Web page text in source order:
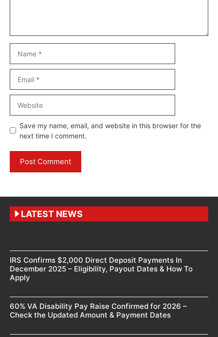
Save my name, email, and website in this browser for the
next time I comment.
LATEST NEWS
IRS Confirms $2,000 Direct Deposit Payments In
December 2025 – Eligibility, Payout Dates & How To
Apply
60% VA Disability Pay Raise Confirmed for 2026 –
Check the Updated Amount & Payment Dates